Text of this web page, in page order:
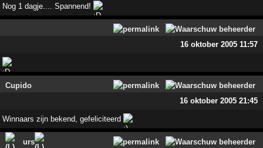
Nog 1 dagje.... Spannend!
16 oktober 2005 11:57
Cupido
16 oktober 2005 21:45
Winnaars zijn bekend, gefeliciteerd
urs